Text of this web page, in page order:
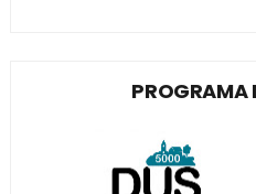
PROGRAMA